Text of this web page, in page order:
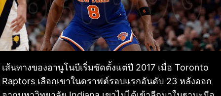
เส้นทางของอานูโนบีเริ่มชัดตั้งแต่ปี 2017 เมื่อ Toronto
Raptors เลือกเขาในดราฟต์รอบแรกอันดับ 23 หลังออก